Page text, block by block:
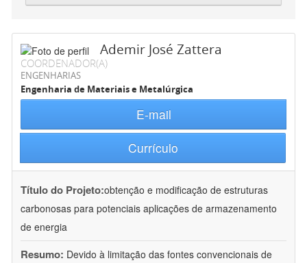
Ademir José Zattera
COORDENADOR(A)
ENGENHARIAS
Engenharia de Materiais e Metalúrgica
E-mail
Currículo
Título do Projeto:obtenção e modificação de estruturas
carbonosas para potenciais aplicações de armazenamento
de energia
Resumo: Devido à limitação das fontes convencionais de